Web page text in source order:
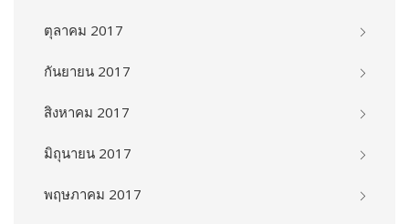
ตุลาคม 2017
กันยายน 2017
สิงหาคม 2017
มิถุนายน 2017
พฤษภาคม 2017